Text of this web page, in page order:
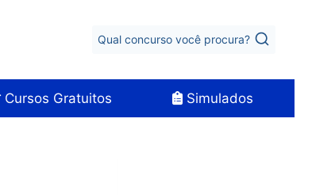
Qual concurso você procura?
Cursos Gratuitos Simulados